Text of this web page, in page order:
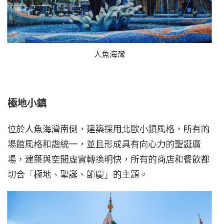
人魚海灣
極地小鎮
位於人魚海灣南側，建築採用北歐小鎮風格，所有的
場館風格和諧統一，並且形成具有向心力的聖誕廣
場，建築與空間虛實轉換明快，所有的商店和餐飲都
切合「極地、聖誕、節慶」的主題。